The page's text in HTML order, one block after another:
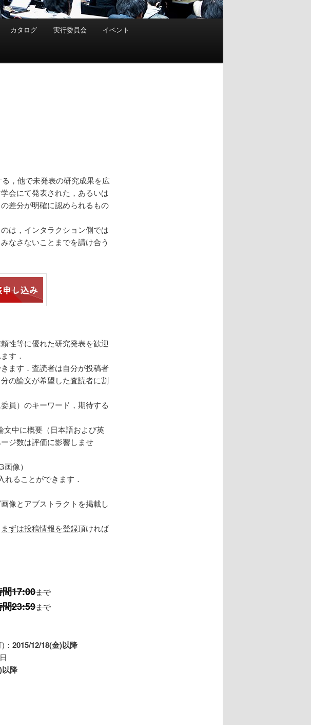
カタログ 実行委員会 イベント
，他で未発表の研究成果を広
会にて発表された，あるいは
差分が明確に認められるもの
は，インタラクション側では
なさないことまでを請け合う
性等に優れた研究発表を歓迎
す．
ます．査読者は自分が投稿者
の論文が希望した査読者に割
員）のキーワード，期待する
文中に概要（日本語および英
ジ数は評価に影響しませ
像）
ることができます．
像とアブストラクトを掲載し
まずは投稿情報を登録頂ければ
17:00まで
23:59まで
2015/12/18(金)以降
以降